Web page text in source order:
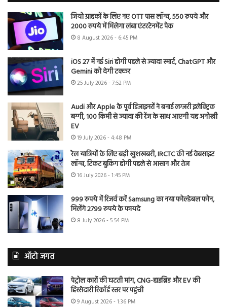
जियो ग्राहकों के लिए नए OTT पास लॉन्च, 550 रुपये और
2000 रुपये में मिलेगा लंबा एंटरटेनमेंट पैक
8 August 2026 - 6:45 PM
iOS 27 में नई Siri होगी पहले से ज्यादा स्मार्ट, ChatGPT और
Gemini को देगी टक्कर
25 July 2026 - 7:52 PM
Audi और Apple के पूर्व डिजाइनरों ने बनाई लग्जरी इलेक्ट्रिक
बग्गी, 100 किमी से ज्यादा की रेंज के साथ आएगी यह अनोखी
EV
19 July 2026 - 4:48 PM
रेल यात्रियों के लिए बड़ी खुशखबरी, IRCTC की नई वेबसाइट
लॉन्च, टिकट बुकिंग होगी पहले से आसान और तेज
16 July 2026 - 1:45 PM
999 रुपये में रिजर्व करें Samsung का नया फोल्डेबल फोन,
मिलेंगे 2799 रुपये के फायदे
8 July 2026 - 5:54 PM
ऑटो जगत
पेट्रोल कारों की घटती मांग, CNG-हाइब्रिड और EV की
हिस्सेदारी रिकॉर्ड स्तर पर पहुंची
9 August 2026 - 1:36 PM